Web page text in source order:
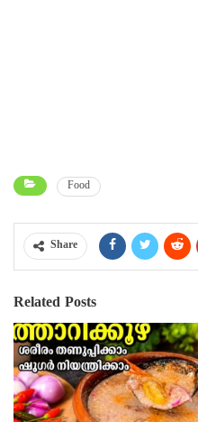
Food
Share
Related Posts